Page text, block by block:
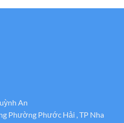
An
Phường Phước Hải , TP Nha